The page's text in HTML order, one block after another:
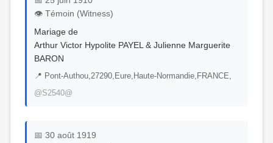
👁️ Témoin (Witness)
Mariage de
Arthur Victor Hypolite PAYEL & Julienne Marguerite
BARON
📍 Pont-Authou,27290,Eure,Haute-Normandie,FRANCE,
@S2540@
📅 30 août 1919